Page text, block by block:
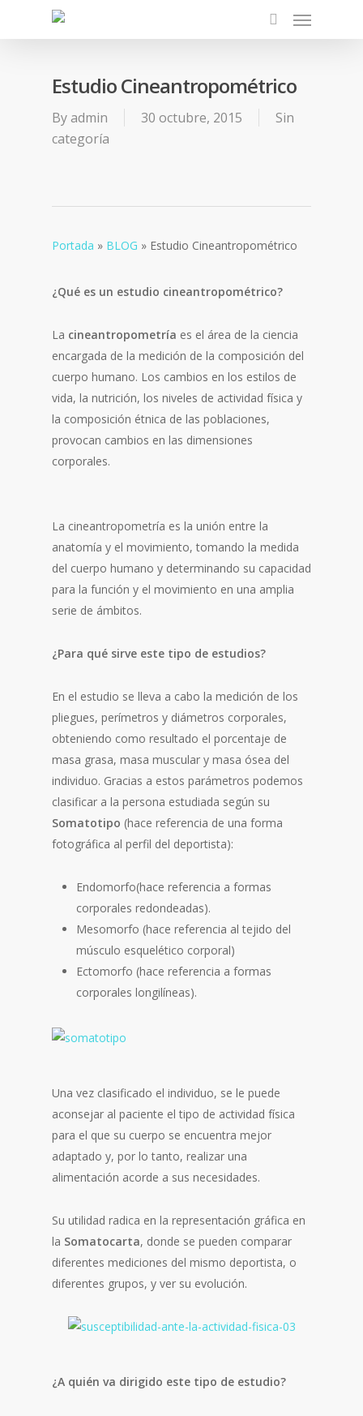
Estudio Cineantropométrico
Byadmin 30 octubre, 2015
Sin
categoría
Portada » BLOG » Estudio Cineantropométrico
¿Qué es un estudio cineantropométrico?
La cineantropometría es el área de la ciencia
encargada de la medición de la composición del
cuerpo humano. Los cambios en los estilos de
vida, la nutrición, los niveles de actividad física y
la composición étnica de las poblaciones,
provocan cambios en las dimensiones
corporales.
La cineantropometría es la unión entre la
anatomía y el movimiento, tomando la medida
del cuerpo humano y determinando su capacidad
para la función y el movimiento en una amplia
serie de ámbitos.
¿Para qué sirve este tipo de estudios?
En el estudio se lleva a cabo la medición de los
pliegues, perímetros y diámetros corporales,
obteniendo como resultado el porcentaje de
masa grasa, masa muscular y masa ósea del
individuo. Gracias a estos parámetros podemos
clasificar a la persona estudiada según su
Somatotipo (hace referencia de una forma
fotográfica al perfil del deportista):
Endomorfo(hace referencia a formas
corporales redondeadas).
Mesomorfo (hace referencia al tejido del
músculo esquelético corporal)
Ectomorfo (hace referencia a formas
corporales longilíneas).
Una vez clasificado el individuo, se le puede
aconsejar al paciente el tipo de actividad física
para el que su cuerpo se encuentra mejor
adaptado y, por lo tanto, realizar una
alimentación acorde a sus necesidades.
Su utilidad radica en la representación gráfica en
la Somatocarta, donde se pueden comparar
diferentes mediciones del mismo deportista, o
diferentes grupos, y ver su evolución.
¿A quién va dirigido este tipo de estudio?